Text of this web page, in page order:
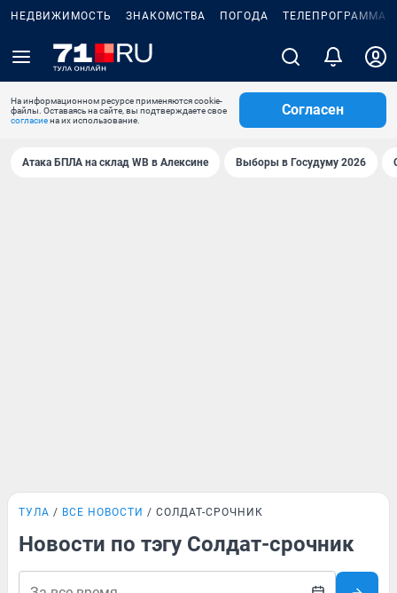
НЕДВИЖИМОСТЬ ЗНАКОМСТВА ПОГОДА ТЕЛЕПРОГРАММА
На информационном ресурсе применяются cookie-
файлы. Оставаясь на сайте, вы подтверждаете свое
согласиена их использование.
Согласен
Атака БПЛА на склад WB в Алексине Выборы в Госудуму 2026
ТУЛА ВСЕ НОВОСТИ СОЛДАТ-СРОЧНИК
Новости по тэгу Солдат-срочник